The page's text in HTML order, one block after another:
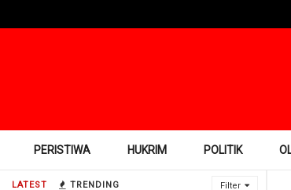
LATEST TRENDING Filter
PERISTIWA HUKRIM POLITIK